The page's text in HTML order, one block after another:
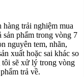
trải nghiệm mua
sản phẩm trong vòng 7
nguyên tem, nhãn,
xuất hoặc sai khác so
sẽ xử lý trong vòng
trả về.